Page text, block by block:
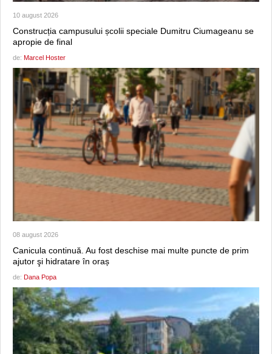
10 august 2026
Construcția campusului școlii speciale Dumitru Ciumageanu se
apropie de final
de: Marcel Hoster
08 august 2026
Canicula continuă. Au fost deschise mai multe puncte de prim
ajutor şi hidratare în oraș
de: Dana Popa